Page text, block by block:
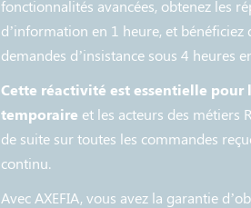
fonctionnalités avancées, obtenez les
d’information en 1 heure, et bénéficiez
demandes d’insistance sous 4 heures
Cette réactivité est essentielle pour
temporaire et les acteurs des métiers
de suite sur toutes les commandes
continu.
Avec AXEFIA, vous avez la garantie